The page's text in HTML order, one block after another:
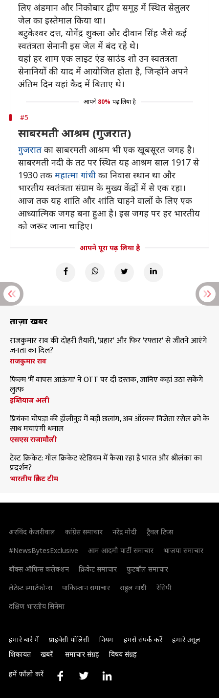
लिए अंडमान और निकोबार द्वीप समूह में स्थित सेलुलर
जेल का इस्तेमाल किया था।
बटुकेश्वर दत्त, योगेंद्र शुक्ला और दीवान सिंह जैसे कई
स्वतंत्रता सेनानी इस जेल में बंद रहे थे।
यहां हर शाम एक लाइट एंड साउंड शो उन स्वतंत्रता
सेनानियों की याद में आयोजित होता है, जिन्होंने अपने
अंतिम दिन यहां कैद में बिताए थे।
आपने 80% पढ़ लिया है
#5
साबरमती आश्रम (गुजरात)
गुजरात का साबरमती आश्रम भी एक खूबसूरत जगह है।
साबरमती नदी के तट पर स्थित यह आश्रम साल 1917 से
1930 तक महात्मा गांधी का निवास स्थान था और
भारतीय स्वतंत्रता संग्राम के मुख्य केंद्रों में से एक रहा।
आज तक यह शांति और शांति चाहने वालों के लिए एक
आध्यात्मिक जगह बना हुआ है। इस जगह पर हर भारतीय
को जरूर जाना चाहिए।
आपने पूरा पढ़ लिया है
ताज़ा खबरें
राजकुमार राव की दोहरी तैयारी, 'प्रहार' और फिर 'रफ्तार' से जीतने आएंगे
जनता का दिल?
राजकुमार राव
फिल्म 'मैं वापस आऊंगा' ने OTT पर दी दस्तक, जानिए कहां उठा सकेंगे
लुत्फ
इम्तियाज अली
प्रियंका चोपड़ा की हॉलीवुड में बड़ी छलांग, अब ऑस्कर विजेता रसेल क्रो के
साथ मचाएंगी धमाल
एसएस राजामौली
टेस्ट क्रिकेट: गॉल क्रिकेट स्टेडियम में कैसा रहा है भारत और श्रीलंका का
प्रदर्शन?
भारतीय क्रिकेट टीम
अरविंद केजरीवाल कांग्रेस समाचार नरेंद्र मोदी
ट्रैवल टिप्स
#NewsBytesExclusive
आम आदमी पार्टी समाचार
भाजपा समाचार
बॉक्स ऑफिस कलेक्शन
क्रिकेट समाचार
फुटबॉल समाचार
लेटेस्ट स्मार्टफोन्स
पाकिस्तान समाचार राहुल गांधी
रेसिपी
दक्षिण भारतीय सिनेमा
हमारे बारे में प्राइवेसी पॉलिसी नियम हमसे संपर्क करें
हमारे उसूल
शिकायत
खबरें समाचार संग्रह विषय संग्रह
हमें फॉलो करें